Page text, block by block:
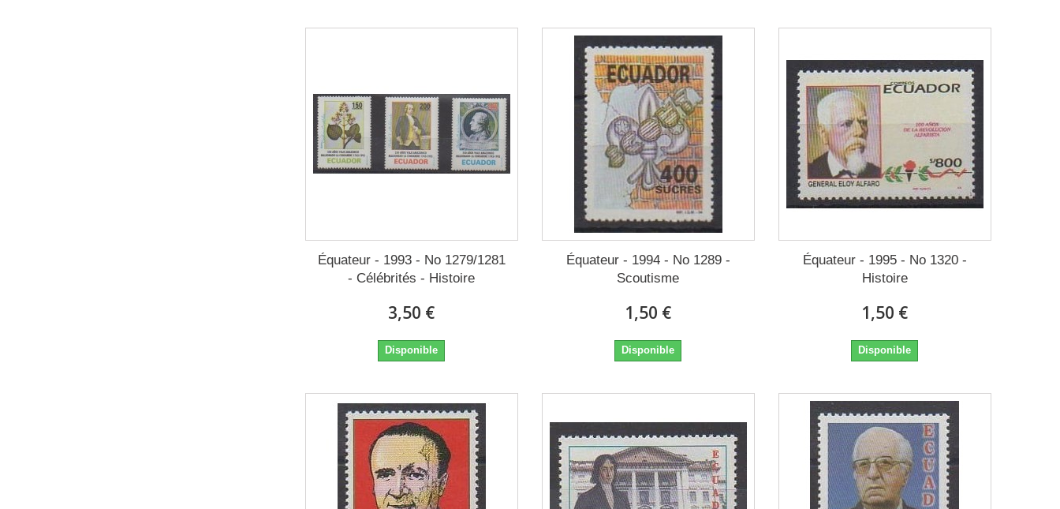
Équateur - 1993 - No 1279/1281
- Célébrités - Histoire
3,50 €
Disponible
Équateur - 1994 - No 1289 -
Scoutisme
1,50 €
Disponible
Équateur - 1995 - No 1320 -
Histoire
1,50 €
Disponible